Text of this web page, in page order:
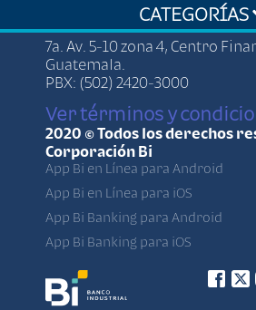
CATEGORÍAS
7a. Av. 5-10 zona 4, Centro
Guatemala.
PBX: (502) 2420-3000
Ver términos y
2020 © Todos los derechos
Corporación Bi
App Bi en Línea para Android
App Bi en Línea para iOS
App Bi Banking para Android
App Bi Banking para iOS